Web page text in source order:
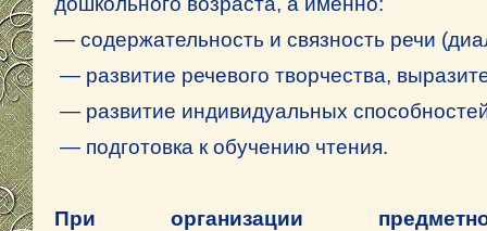
— содержательность и связность речи
— развитие речевого творчества,
— развитие индивидуальных
— подготовка к обучению чтения.
При организации